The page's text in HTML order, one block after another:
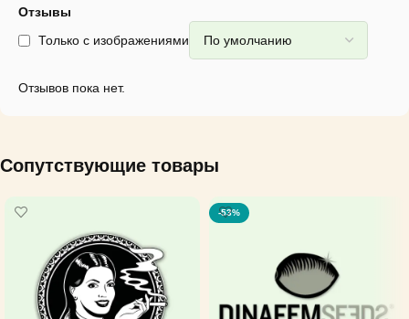
Отзывы
Только с изображениями
Отзывов пока нет.
Сопутствующие товары
-53%